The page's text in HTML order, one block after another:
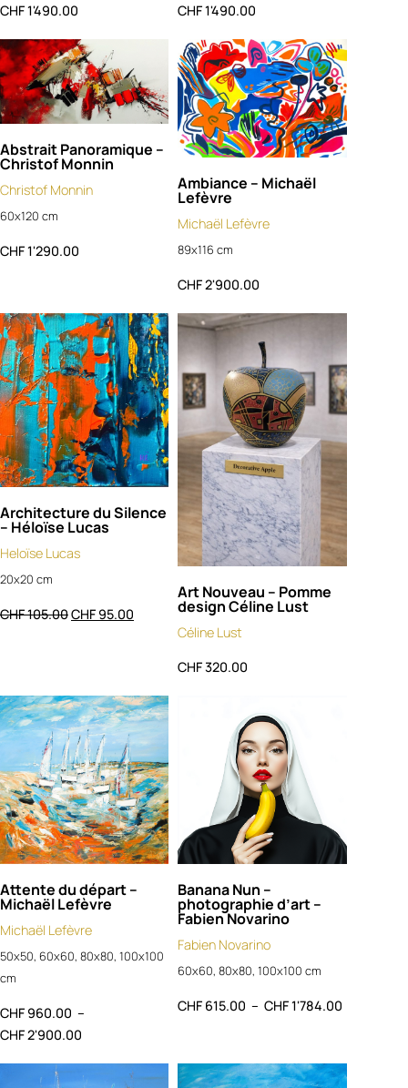
CHF1'490.00
CHF1'490.00
Abstrait Panoramique –
Christof Monnin
Christof Monnin
60x120 cm
CHF1'290.00
Ambiance – Michaël
Lefèvre
Michaël Lefèvre
89x116 cm
CHF2'900.00
Architecture du Silence
– Héloïse Lucas
Heloïse Lucas
20x20 cm
CHF105.00CHF 95.00
Art Nouveau – Pomme
design Céline Lust
Céline Lust
CHF320.00
Attente du départ –
Michaël Lefèvre
Michaël Lefèvre
50x50, 60x60, 80x80, 100x100
cm
CHF 960.00 –
CHF2'900.00
Banana Nun –
photographie d’art –
Fabien Novarino
Fabien Novarino
60x60, 80x80, 100x100 cm
CHF 615.00 – CHF1'784.00